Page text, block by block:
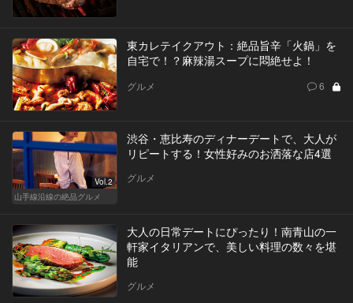
東カレテイクアウト：絶品旨辛「火鍋」を
自宅で！？麻辣湯スープに悶絶せよ！
グルメ 6
Vol.2
山手線沿線の絶品グルメ
渋谷・恵比寿のディナーデートで、大人が
リピートする！女性好みのお洒落な店4選
グルメ
大人の日常デートにぴったり！南青山の一
軒家イタリアンで、美しい料理の数々を堪
能
グルメ